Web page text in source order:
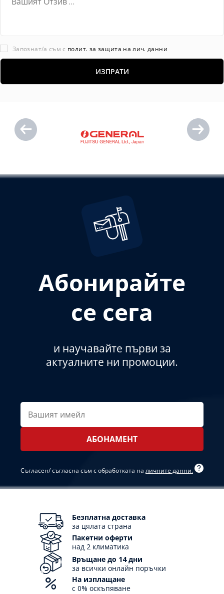
Запознат/а съм с полит. за защита на лич. данни
Абонирайте
се сега
и научавайте първи за
актуалните ни промоции.
Вашият
имейл*
Съгласен/ съгласна съм с обработката на личните данни.
Безплатна доставка
за цялата страна
Пакетни оферти
над 2 климатика
Връщане до 14 дни
за всички онлайн поръчки
На изплащане
с 0% оскъпяване